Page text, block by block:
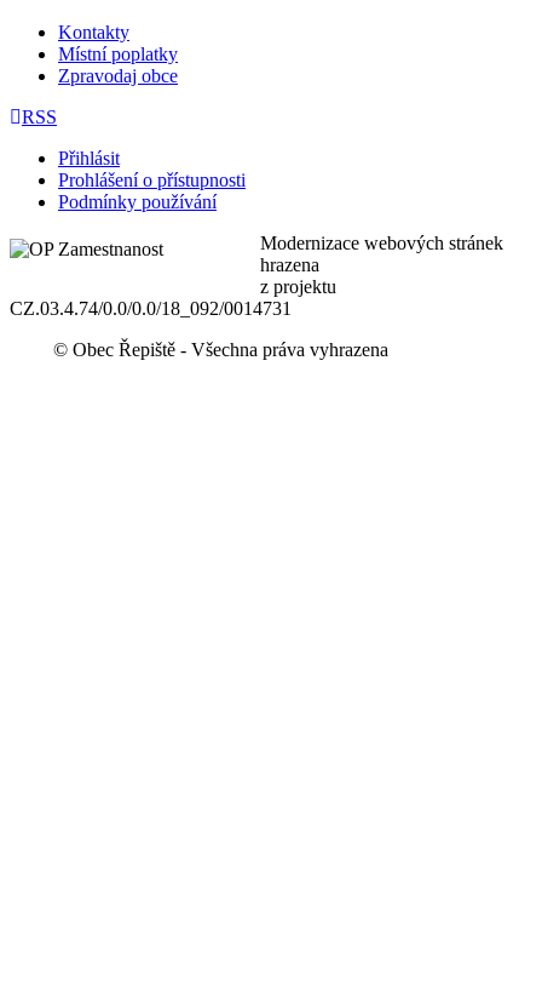
Kontakty
Místní poplatky
Zpravodaj obce
RSS
Přihlásit
Prohlášení o přístupnosti
Podmínky používání
Modernizace webových stránek
hrazena
z projektu
CZ.03.4.74/0.0/0.0/18_092/0014731
© Obec Řepiště - Všechna práva vyhrazena